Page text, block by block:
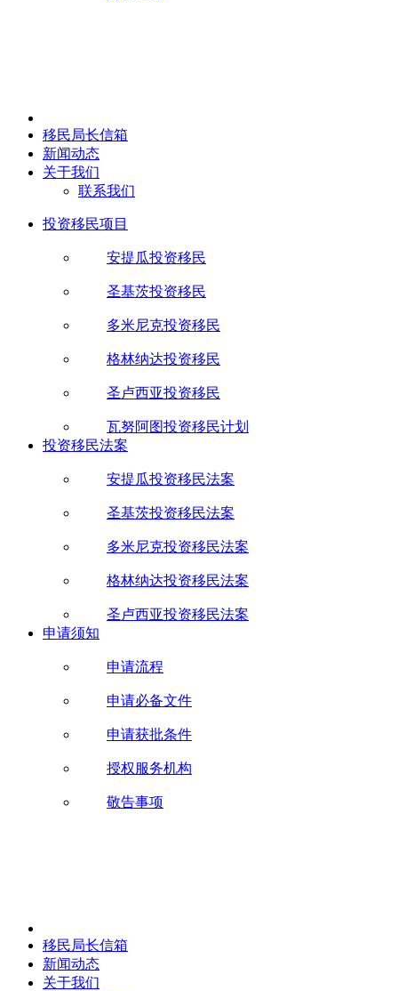
移民局长信箱
新闻动态
关于我们
联系我们
投资移民项目
安提瓜投资移民
圣基茨投资移民
多米尼克投资移民
格林纳达投资移民
圣卢西亚投资移民
瓦努阿图投资移民计划
投资移民法案
安提瓜投资移民法案
圣基茨投资移民法案
多米尼克投资移民法案
格林纳达投资移民法案
圣卢西亚投资移民法案
申请须知
申请流程
申请必备文件
申请获批条件
授权服务机构
敬告事项
移民局长信箱
新闻动态
关于我们